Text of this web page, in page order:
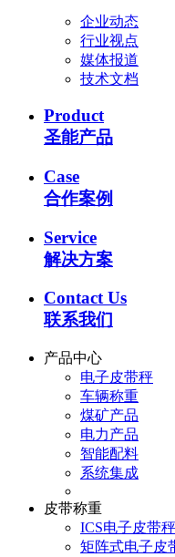
企业动态
行业视点
媒体报道
技术文档
Product
圣能产品
Case
合作案例
Service
解决方案
Contact Us
联系我们
产品中心
电子皮带秤
车辆称重
煤矿产品
电力产品
智能配料
系统集成
皮带称重
ICS电子皮带秤
矩阵式电子皮